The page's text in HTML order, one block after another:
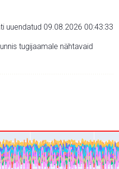
uuendatud 09.08.2026 00:43:33
tugijaamale nähtavaid